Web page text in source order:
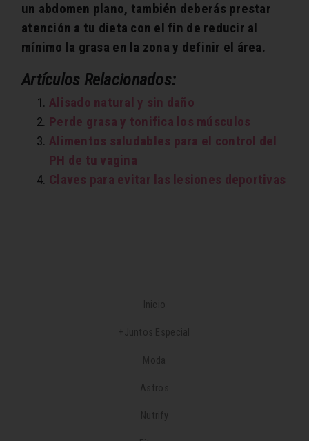
un abdomen plano, también deberás prestar
atención a tu dieta con el fin de reducir al
mínimo la grasa en la zona y definir el área.
Artículos Relacionados:
Alisado natural y sin daño
Perde grasa y tonifica los músculos
Alimentos saludables para el control del
PH de tu vagina
Claves para evitar las lesiones deportivas
Inicio
+Juntos Especial
Moda
Astros
Nutrify